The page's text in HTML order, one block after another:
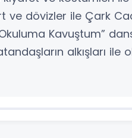
dövizler ile Çark
Kavuştum”
alkışları ile